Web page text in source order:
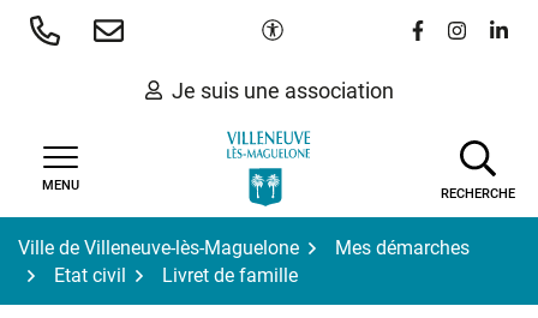
Aller
Paramètres d'accessibilité
Lien vers le
Lien vers
Lien
Je suis une association
MENU
RECHERCHE
Ville de Villeneuve-lès-Maguelone
Mes démarches
Etat civil
Livret de famille